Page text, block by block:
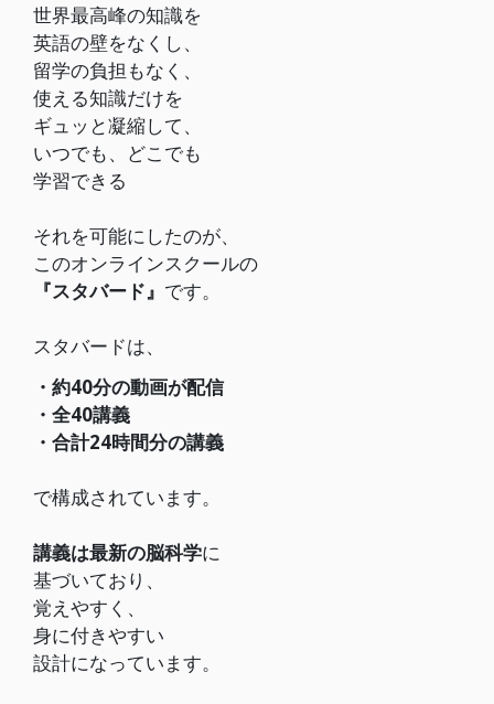
世界最高峰の知識を
英語の壁をなくし、
留学の負担もなく、
使える知識だけを
ギュッと凝縮して、
いつでも、どこでも
学習できる
それを可能にしたのが、
このオンラインスクールの
『スタバード』 です。
スタバードは、
・約40分の動画が配信
・全40講義
・合計24時間分の講義
で構成されています。
講義は最新の脳科学に
基づいており、
覚えやすく、
身に付きやすい
設計になっています。